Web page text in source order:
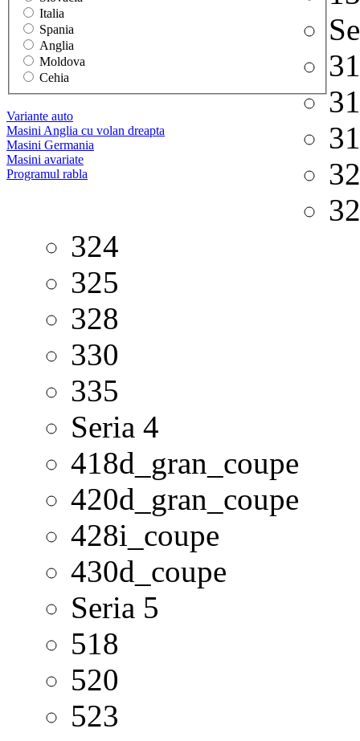
Italia
Spania
Anglia
Moldova
Cehia
Variante auto
Masini Anglia cu volan dreapta
Masini Germania
Masini avariate
Programul rabla
324
325
328
330
335
Seria 4
418d_gran_coupe
420d_gran_coupe
428i_coupe
430d_coupe
Seria 5
518
520
523